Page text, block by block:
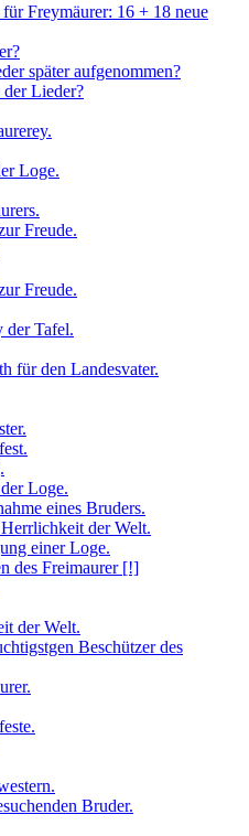
Freymäurer: 16 + 18 neue
später aufgenommen?
der Lieder?
Loge.
Freude.
Freude.
der Tafel.
für den Landesvater.
Loge.
eines Bruders.
der Welt.
einer Loge.
des Freimaurer [!]
der Welt.
Beschützer des
Bruder.